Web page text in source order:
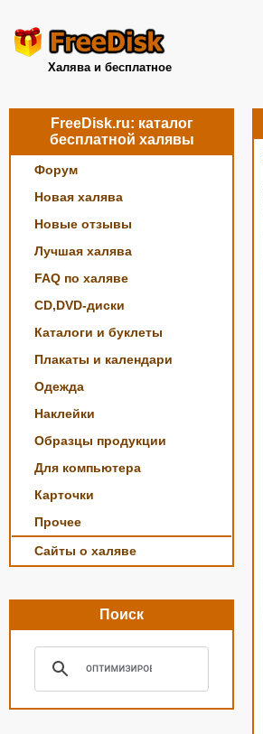
Халява и бесплатное
FreeDisk.ru: каталог
бесплатной халявы
Форум
Новая халява
Новые отзывы
Лучшая халява
FAQ по халяве
CD,DVD-диски
Каталоги и буклеты
Плакаты и календари
Одежда
Наклейки
Образцы продукции
Для компьютера
Карточки
Прочее
Сайты о халяве
Поиск